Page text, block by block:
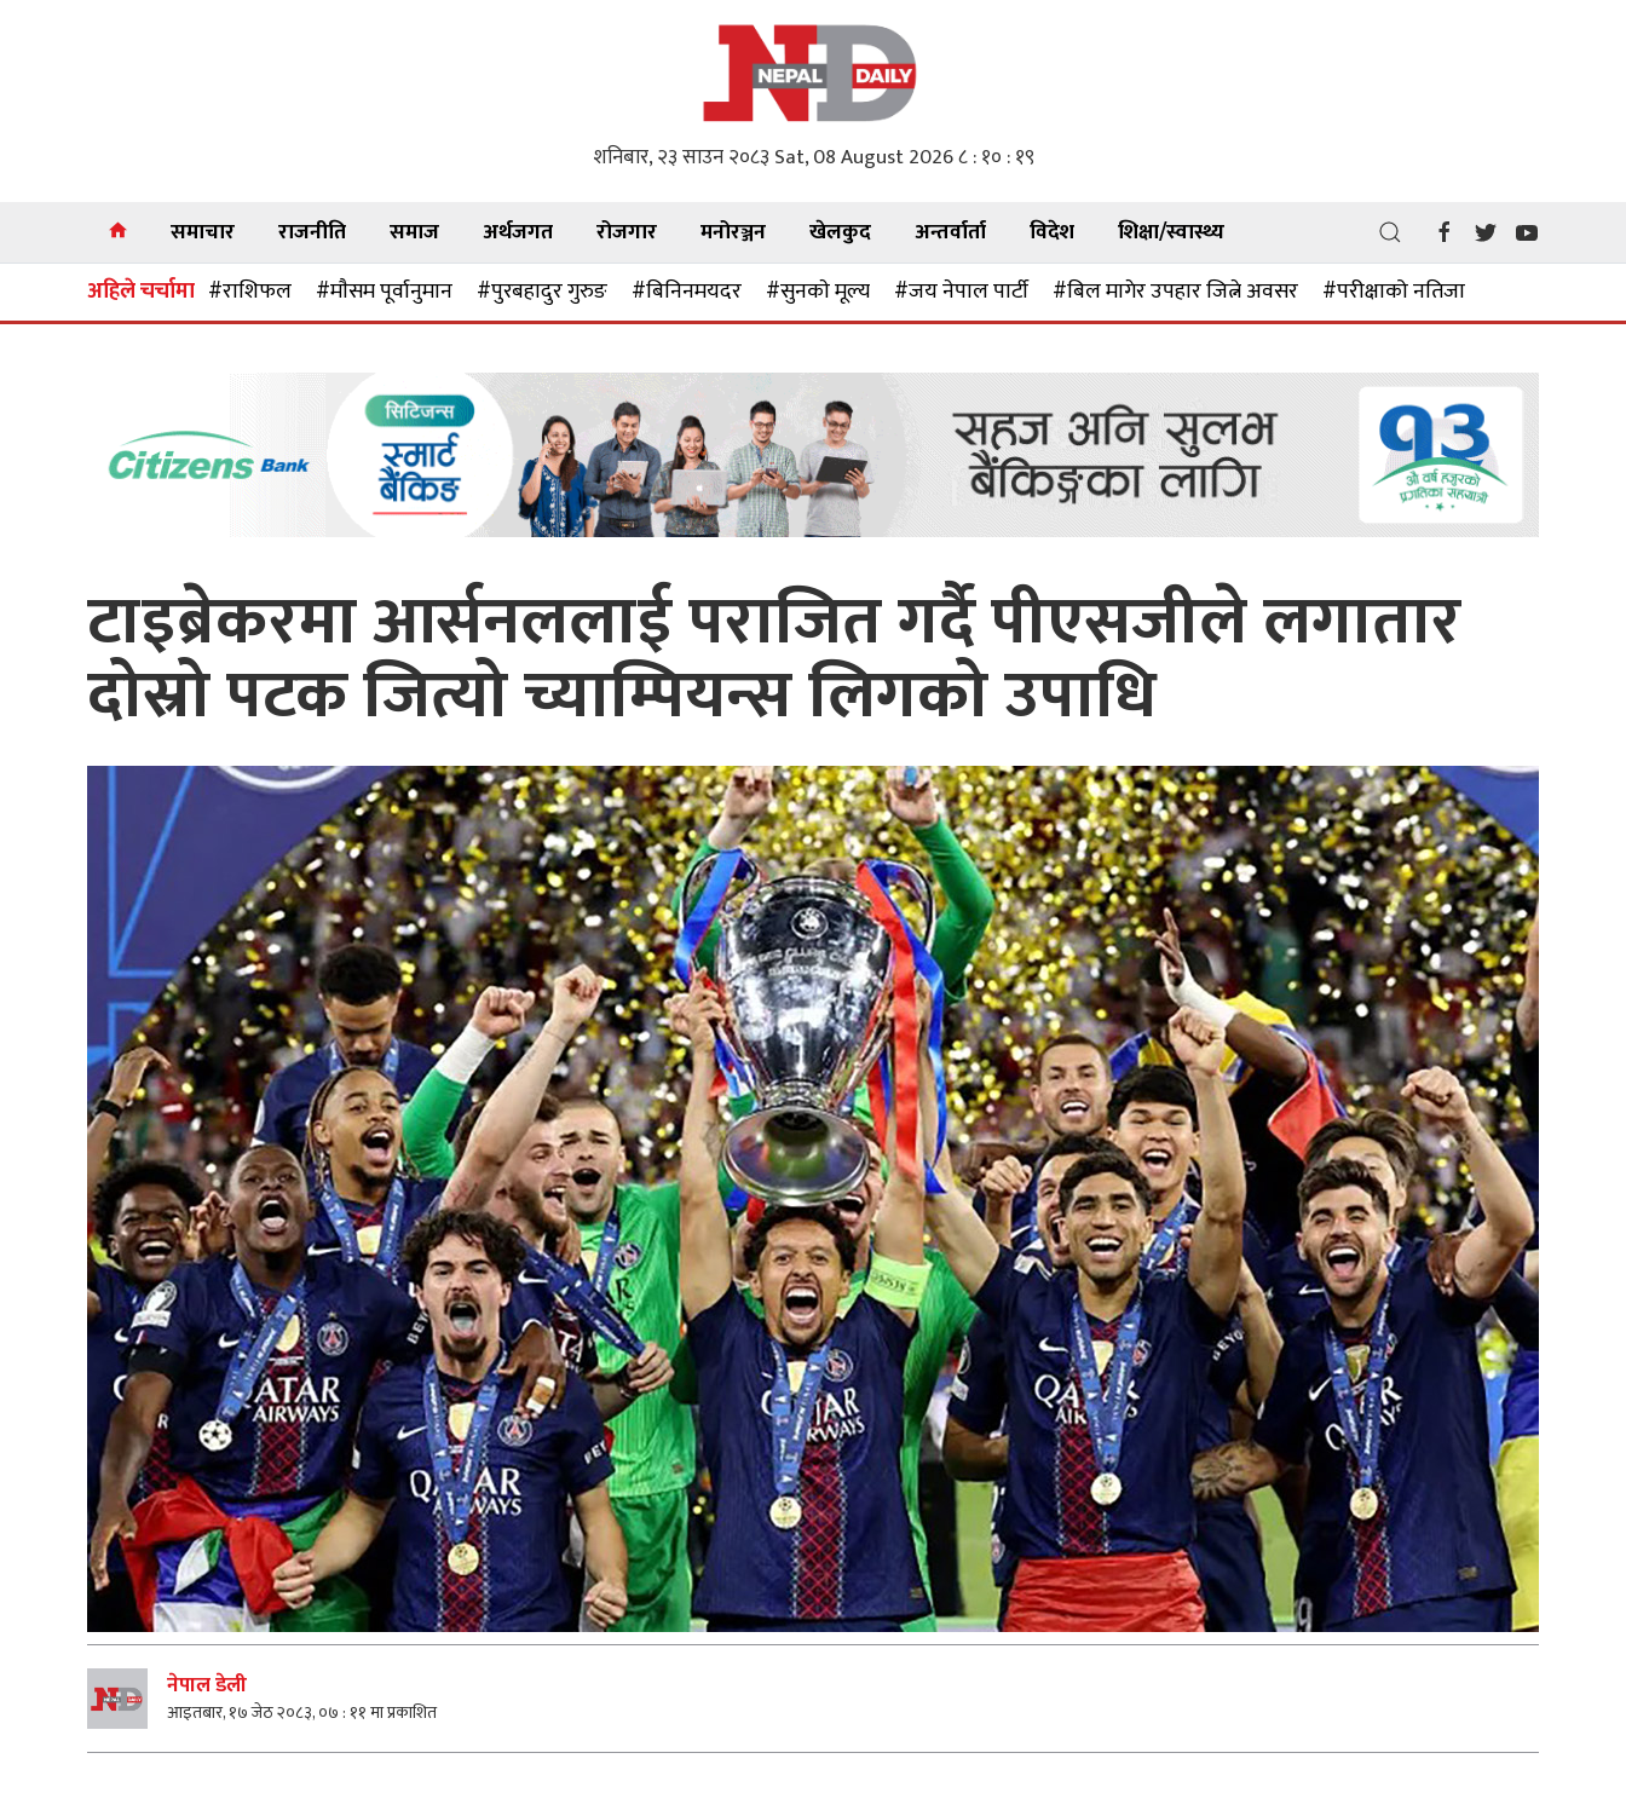
शनिबार, २३ साउन २०८३ Sat, 08 August 2026८ : १० : २१
समाचार राजनीति समाज अर्थजगत रोजगार मनोरञ्जन खेलकुद अन्तर्वार्ता विदेश शिक्षा/स्वास्थ्य
अहिले चर्चामा #राशिफल #माैसम पूर्वानुमान #पुरबहादुर गुरुङ #बिनिनमयदर #सुनकाे मूल्य #जय नेपाल पार्टी #बिल मागेर उपहार जित्ने अवसर #परीक्षाको नतिजा
टाइब्रेकरमा आर्सनललाई पराजित गर्दै पीएसजीले लगातार
दोस्रो पटक जित्यो च्याम्पियन्स लिगको उपाधि
नेपाल डेली
आइतबार, १७ जेठ २०८३, ०७ : ११ मा प्रकाशित